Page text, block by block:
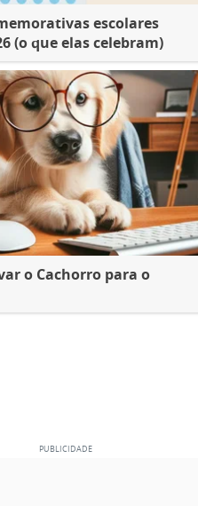
escolares
(o que elas celebram)
o Cachorro para o